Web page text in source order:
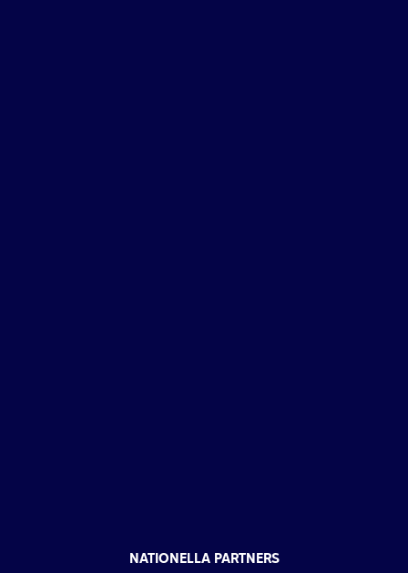
NATIONELLA PARTNERS